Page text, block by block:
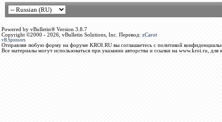
Powered by vBulletin® Version 3.8.7
Copyright ©2000 - 2026, vBulletin Solutions, Inc. Перевод: zCarot
vB.Sponsors
Отправляя любую форму на форуме KROI.RU вы соглашаетесь с политикой
Все материалы могут использоваться при указании авторства и ссылки на www.kroi.ru, для